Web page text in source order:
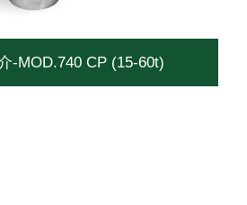
-MOD.740 CP (15-60t)